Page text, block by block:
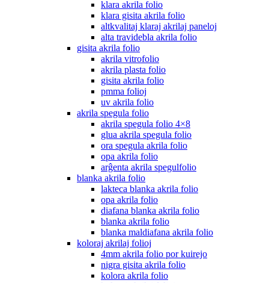
klara akrila folio
klara gisita akrila folio
altkvalitaj klaraj akrilaj paneloj
alta travidebla akrila folio
gisita akrila folio
akrila vitrofolio
akrila plasta folio
gisita akrila folio
pmma folioj
uv akrila folio
akrila spegula folio
akrila spegula folio 4×8
glua akrila spegula folio
ora spegula akrila folio
opa akrila folio
arĝenta akrila spegulfolio
blanka akrila folio
lakteca blanka akrila folio
opa akrila folio
diafana blanka akrila folio
blanka akrila folio
blanka maldiafana akrila folio
koloraj akrilaj folioj
4mm akrila folio por kuirejo
nigra gisita akrila folio
kolora akrila folio